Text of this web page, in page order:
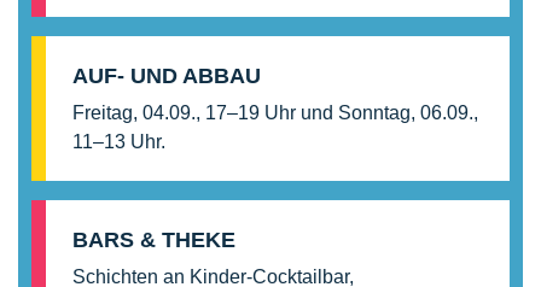
AUF- UND ABBAU
Freitag, 04.09., 17–19 Uhr und Sonntag, 06.09.,
11–13 Uhr.
BARS & THEKE
Schichten an Kinder-Cocktailbar,